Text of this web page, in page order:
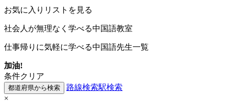
お気に入りリストを見る
社会人が無理なく学べる中国語教室
仕事帰りに気軽に学べる中国語先生一覧
加油!
条件クリア
路線検索駅検索
×